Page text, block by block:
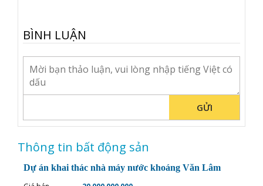
BÌNH LUẬN
GỬI
Thông tin bất động sản
Dự án khai thác nhà máy nước khoáng Văn Lâm